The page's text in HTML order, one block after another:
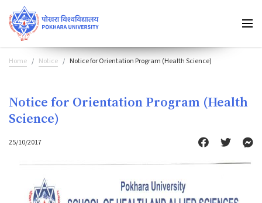
Home Notice Notice for Orientation Program (Health Science)
Notice for Orientation Program (Health
Science)
25/10/2017